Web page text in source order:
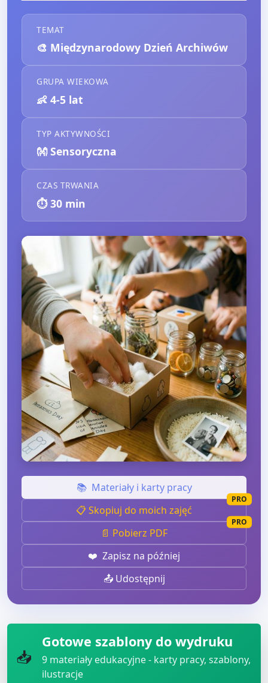
TEMAT
🎨 Międzynarodowy Dzień Archiwów
GRUPA WIEKOWA
👶 4-5 lat
TYP AKTYWNOŚCI
👐 Sensoryczna
CZAS TRWANIA
⏱️30 min
📚 Materiały i karty pracy
📋 Skopiuj do moich zajęć
PRO
📄 Pobierz PDF
PRO
❤️ Zapisz na później
📤 Udostępnij
📥
Gotowe szablony do wydruku
9 materiały edukacyjne - karty pracy, szablony,
ilustracje